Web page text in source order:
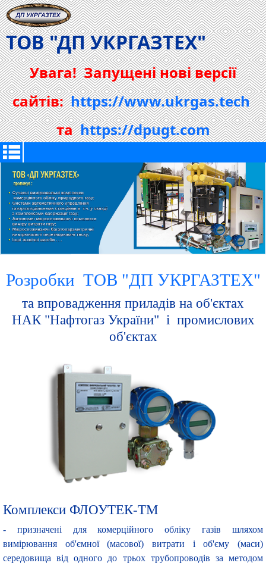
ТОВ "ДП УКРГАЗТЕХ"
Увага! Запущені нові версії
сайтів:https://www.ukrgas.tech
таhttps://dpugt.com
Розробки ТОВ "ДП УКРГАЗТЕХ"
та впровадження приладів на об'єктах
НАК "Нафтогаз України" і промислових
об'єктах
Комплекси ФЛОУТЕК-ТМ
- призначені для комерційного обліку газів шляхом
вимірювання об'ємної (масової) витрати і об'єму (маси)
середовища від одного до трьох трубопроводів за методом